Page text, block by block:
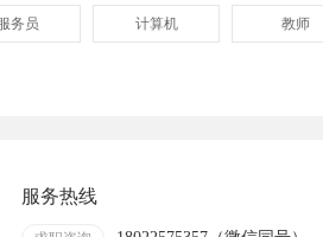
务员 计算机 教师
服务热线